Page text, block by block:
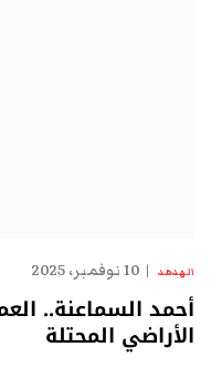
الهدهد 10 نوفمبر، 2025
أحمد السماعنة..
الأراضي المحتلة